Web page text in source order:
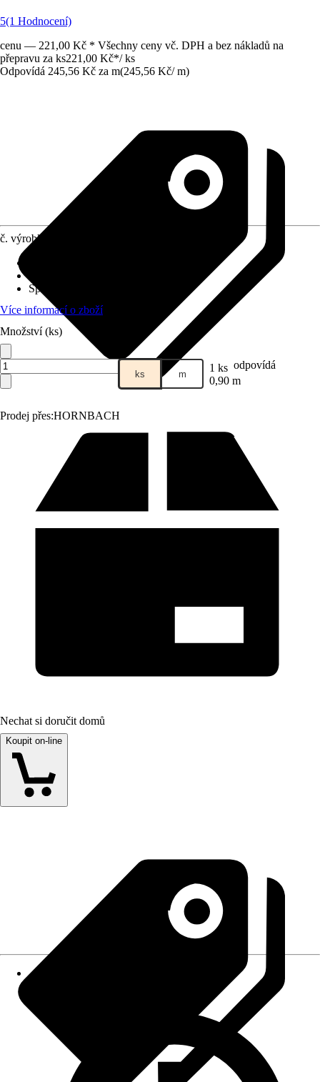
5(1 Hodnocení)
cenu — 221,00 Kč * Všechny ceny vč. DPH a bez nákladů na
přepravu za ks221,00 Kč*/ ks
Odpovídá 245,56 Kč za m(245,56 Kč/ m)
Prodej přes:HORNBACH
č. výrobku
Specifikace materiálu
Více informací o zboží
Množství (ks)
ks m 1 ks odpovídá
0,90 m
Nechat si doručit domů
Koupit on-line